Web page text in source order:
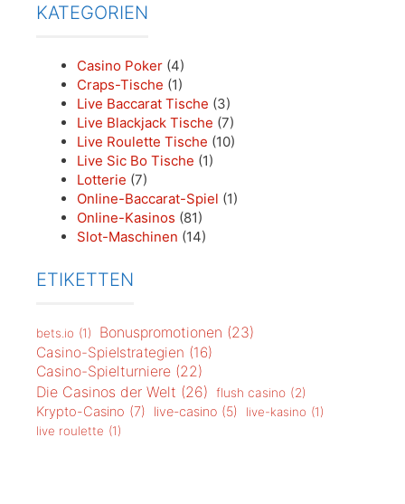
KATEGORIEN
Casino Poker (4)
Craps-Tische (1)
Live Baccarat Tische (3)
Live Blackjack Tische (7)
Live Roulette Tische (10)
Live Sic Bo Tische (1)
Lotterie (7)
Online-Baccarat-Spiel (1)
Online-Kasinos (81)
Slot-Maschinen (14)
ETIKETTEN
bets.io (1) Bonuspromotionen (23)
Casino-Spielstrategien (16)
Casino-Spielturniere (22)
Die Casinos der Welt (26) flush casino (2)
Krypto-Casino (7) live-casino (5) live-kasino (1)
live roulette (1)